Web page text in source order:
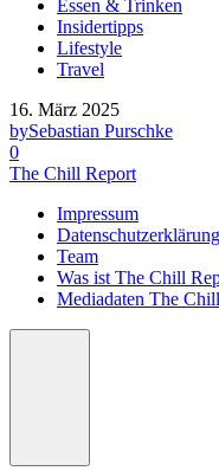
Essen & Trinken
Insidertipps
Lifestyle
Travel
16. März 2025
bySebastian Purschke
0
The Chill Report
Impressum
Datenschutzerklärung
Team
Was ist The Chill
Mediadaten The